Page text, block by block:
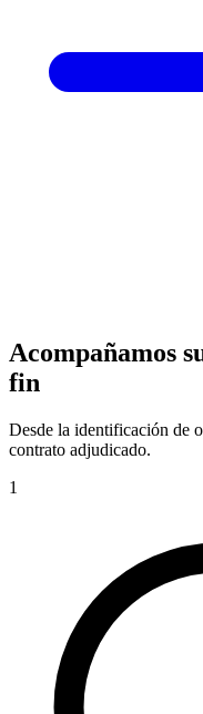
Acompañamos
fin
Desde la identificación de
contrato adjudicado.
1